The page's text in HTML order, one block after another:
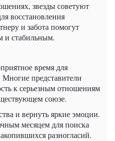
звезды советуют
восстановления
и забота помогут
и стабильным.
время для
представители
к серьезным отношениям
союзе.
и вернуть яркие эмоции.
месяцем для поиска
разногласий.